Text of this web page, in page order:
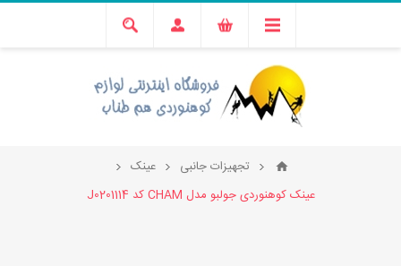
تجهیزات جانبی
عینک
عینک کوهنوردی جولبو مدل CHAM کد J0201114